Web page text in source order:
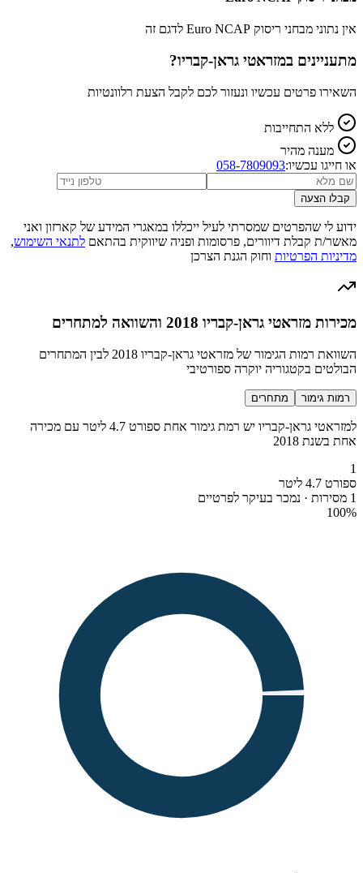
אין נתוני מבחני ריסוק Euro NCAP לדגם זה
מתעניינים במזראטי גראן-קבריו?
השאירו פרטים עכשיו ונעזור לכם לקבל הצעת רלוונטיות
ללא התחייבות
מענה מהיר
או חייגו עכשיו:058-7809093
קבלו הצעה
ידוע לי שהפרטים שמסרתי לעיל ייכללו במאגרי המידע של קארזון ואני
מאשר/ת קבלת דיוורים, פרסומות ופניה שיווקית בהתאם לתנאי השימוש,
מדיניות הפרטיות וחוק הגנת הצרכן
מכירות מזראטי גראן-קבריו 2018 והשוואה למתחרים
השוואת רמות הגימור של מזראטי גראן-קבריו 2018 לבין המתחרים
הבולטים בקטגוריה יוקרה ספורטיבי
רמות גימור מתחרים
למזראטי גראן-קבריו יש רמת גימור אחת ספורט 4.7 ליטר עם מכירה
אחת בשנת 2018
1
ספורט 4.7 ליטר
1 מסירות · נמכר בעיקר לפרטיים
100%